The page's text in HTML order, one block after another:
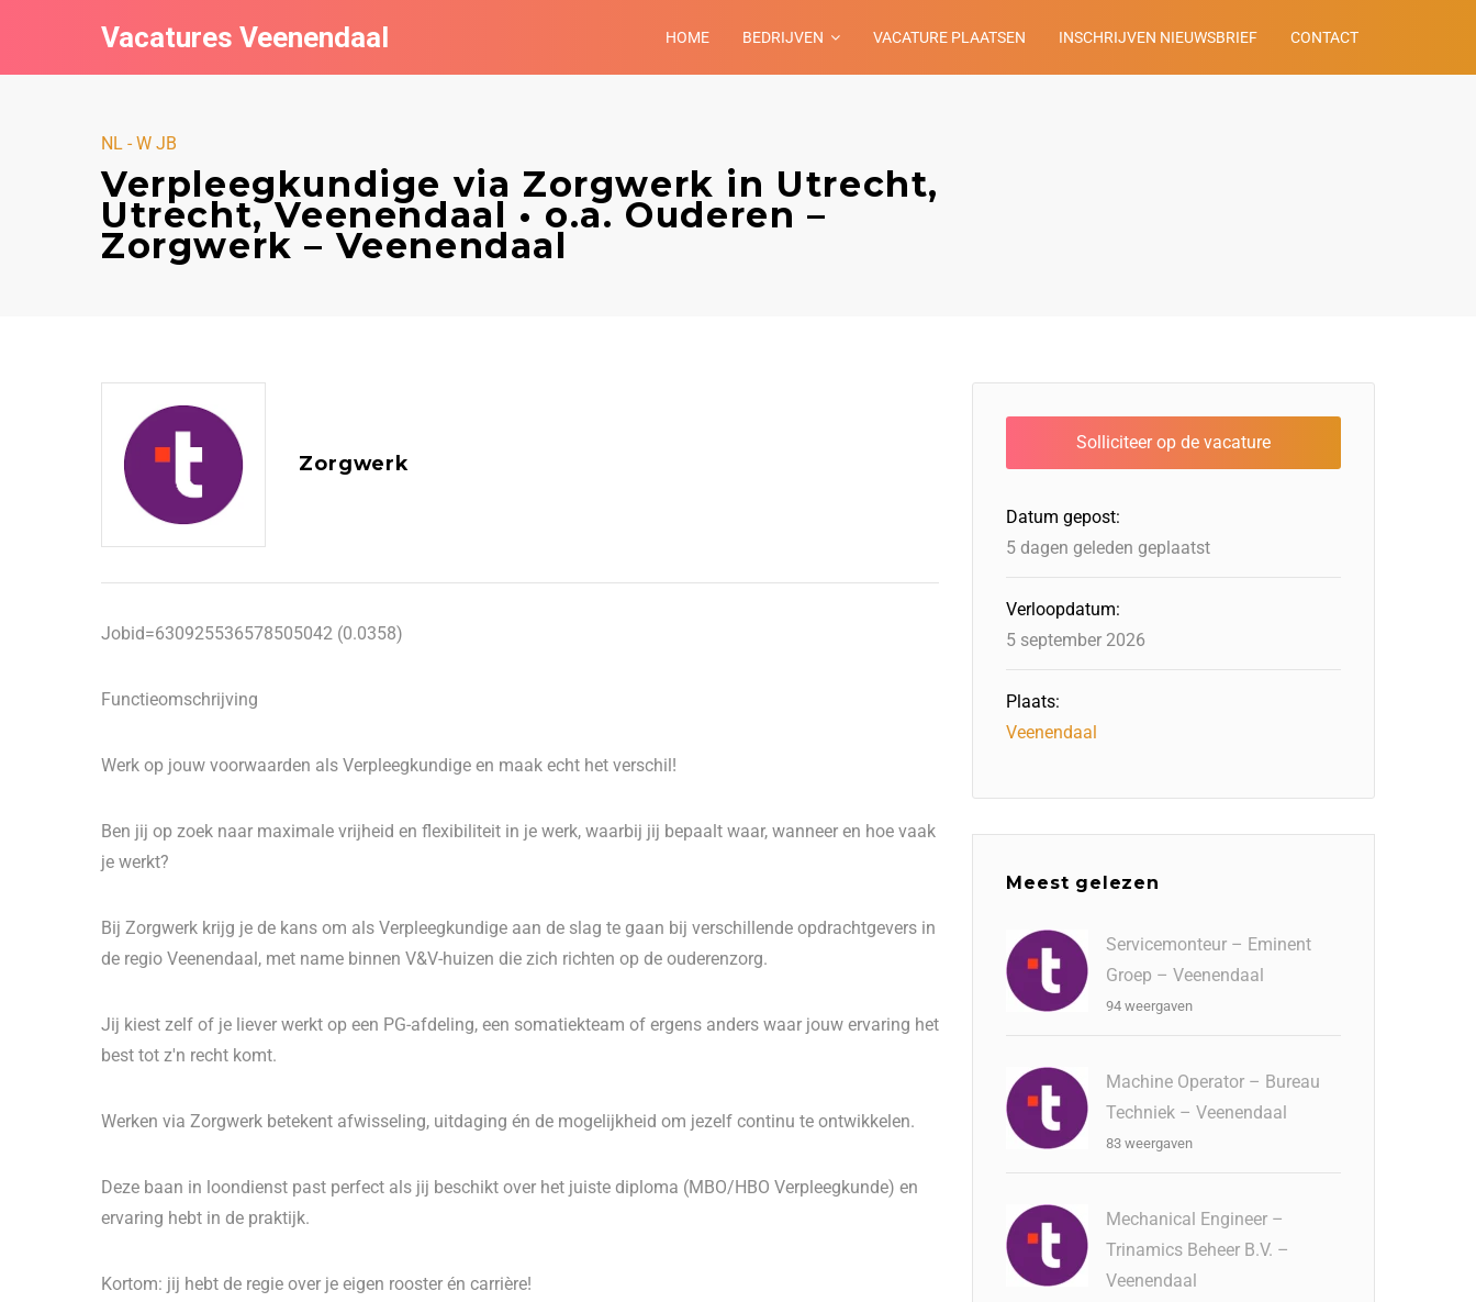
Vacatures Veenendaal HOME BEDRIJVEN VACATURE PLAATSEN INSCHRIJVEN NIEUWSBRIEF CONTACT
NL - W JB
Verpleegkundige via Zorgwerk in Utrecht,
Utrecht, Veenendaal • o.a. Ouderen –
Zorgwerk – Veenendaal
Zorgwerk
Jobid=630925536578505042 (0.0358)
Functieomschrijving
Werk op jouw voorwaarden als Verpleegkundige en maak echt het verschil!
Ben jij op zoek naar maximale vrijheid en flexibiliteit in je werk, waarbij jij bepaalt waar, wanneer en hoe vaak
je werkt?
Bij Zorgwerk krijg je de kans om als Verpleegkundige aan de slag te gaan bij verschillende opdrachtgevers in
de regio Veenendaal, met name binnen V&V-huizen die zich richten op de ouderenzorg.
Jij kiest zelf of je liever werkt op een PG-afdeling, een somatiekteam of ergens anders waar jouw ervaring het
best tot z'n recht komt.
Werken via Zorgwerk betekent afwisseling, uitdaging én de mogelijkheid om jezelf continu te ontwikkelen.
Deze baan in loondienst past perfect als jij beschikt over het juiste diploma (MBO/HBO Verpleegkunde) en
ervaring hebt in de praktijk.
Kortom: jij hebt de regie over je eigen rooster én carrière!
Datum gepost:
5 dagen geleden geplaatst
Verloopdatum:
5 september 2026
Plaats:
Veenendaal
Meest gelezen
Servicemonteur – Eminent
Groep – Veenendaal
94 weergaven
Machine Operator – Bureau
Techniek – Veenendaal
83 weergaven
Mechanical Engineer –
Trinamics Beheer B.V. –
Veenendaal